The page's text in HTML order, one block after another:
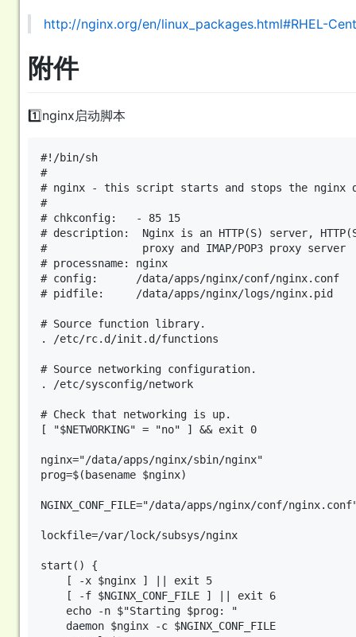
http://nginx.org/en/linux_packages.html#RHEL-
附件
1️⃣nginx启动脚本
#!/bin/sh
#
# nginx - this script starts and stops the nginx
#
# chkconfig:   - 85 15
# description:  Nginx is an HTTP(S) server,
#               proxy and IMAP/POP3 proxy server
# processname: nginx
# config:      /data/apps/nginx/conf/nginx.conf
# pidfile:     /data/apps/nginx/logs/nginx.pid
# Source function library.
. /etc/rc.d/init.d/functions
# Source networking configuration.
. /etc/sysconfig/network
# Check that networking is up.
[ "$NETWORKING" = "no" ] && exit 0
nginx="/data/apps/nginx/sbin/nginx"
prog=$(basename $nginx)
NGINX_CONF_FILE="/data/apps/nginx/conf/
lockfile=/var/lock/subsys/nginx
start() {
    [ -x $nginx ] || exit 5
    [ -f $NGINX_CONF_FILE ] || exit 6
    echo -n $"Starting $prog: "
    daemon $nginx -c $NGINX_CONF_FILE